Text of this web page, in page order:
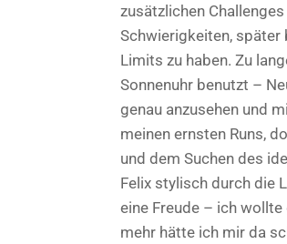
zusätzlichen
Schwierigkeiten, später
Limits zu haben. Zu
Sonnenuhr benutzt –
genau anzusehen und
meinen ernsten Runs,
und dem Suchen des
Felix stylisch durch die
eine Freude – ich
mehr hätte ich mir da